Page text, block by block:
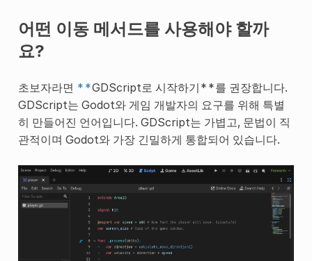
어떤 이동 메서드를 사용해야 할까
요?
초보자라면 **GDScript로 시작하기**를 권장합니다.
GDScript는 Godot와 게임 개발자의 요구를 위해 특별
히 만들어진 언어입니다. GDScript는 가볍고, 문법이 직
관적이며 Godot와 가장 긴밀하게 통합되어 있습니다.